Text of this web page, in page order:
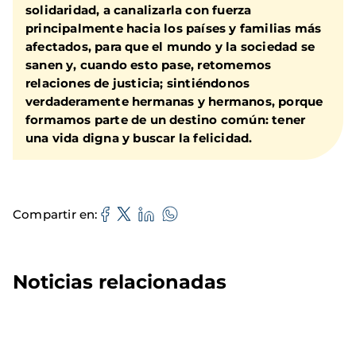
solidaridad, a canalizarla con fuerza
principalmente hacia los países y familias más
afectados, para que el mundo y la sociedad se
sanen y, cuando esto pase, retomemos
relaciones de justicia; sintiéndonos
verdaderamente hermanas y hermanos, porque
formamos parte de un destino común: tener
una vida digna y buscar la felicidad.
Compartir en
Noticias relacionadas